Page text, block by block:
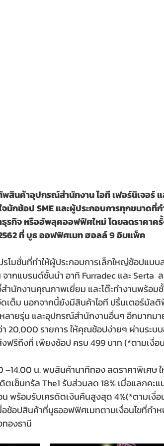
นค้าอุปกรณ์สำนักงาน ไอที เฟอร์นิเจอร์ แ
ใจนักช้อป SME และผู้ประกอบการทุกขนาด
ธุรกิจ หรืออัพลุคออฟฟิศใหม่ โดยลดราคาค
ที่ บูธ ออฟฟิศเมท ฮอลล์9อิมแพ็ค
โมชั่นที่ทำให้ผู้ประกอบการเล็กใหญ่ช้อปแบบ
ากแบรนด์ชั้นนำ อาทิ Furradec และ Serta
สำนักงานคุณภาพเยี่ยม และโต๊ะทำงานพร้อ
เต็ม นอกจากนี้ยังมีสินค้าไอที ปริ้นเตอร์มัล
ลายรุ่น และอุปกรณ์สำนักงานอื่นๆ อีกมากม
า 20,000 รายการ ให้คุณช้อปง่ายๆ ผ่านระ
ฟรีถึงที่ เพียงช้อป ครบ 499 บาท (*ตามเงื่อ
–14.00 น. พบสินค้านาทีทอง ลดราคาพิเศ
ตเซ็นทรัล The1 รับส่วนลด 18% เมื่อแลกคะ
น พร้อมรับเครดิตเงินคืนสูงสุด 4%(*ตามเงื่
ช้อปสินค้าที่บูธออฟฟิศเมทตามเงื่อนไขที่กำ
องธานี